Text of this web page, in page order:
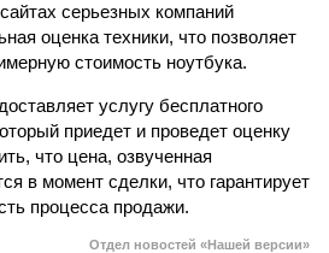
серьезных компаний
оценка техники, что позволяет
стоимость ноутбука.
услугу бесплатного
приедет и проведет оценку
что цена, озвученная
в момент сделки, что гарантирует
процесса продажи.
Отдел новостей «Нашей версии»